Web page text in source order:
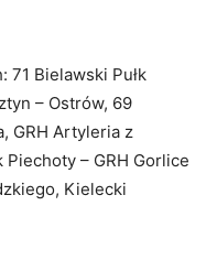
Bielawski Pułk
– Ostrów, 69
GRH Artyleria z
Piechoty – GRH Gorlice
Kielecki